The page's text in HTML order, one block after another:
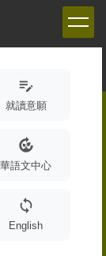
edit_note
就讀意願
compost
華語文中心
sync
English